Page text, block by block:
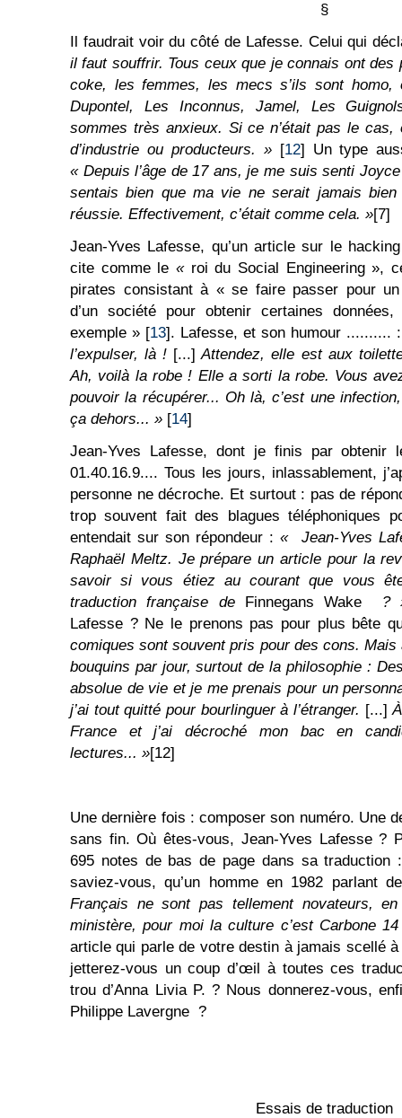
§
Il faudrait voir du côté de Lafesse. Celui qui
il faut souffrir. Tous ceux que je connais ont des
coke, les femmes, les mecs s’ils sont homo,
Dupontel, Les Inconnus, Jamel, Les
sommes très anxieux. Si ce n’était pas le cas,
d’industrie ou producteurs. »[12] Un type
« Depuis l’âge de 17 ans, je me suis senti
sentais bien que ma vie ne serait jamais bien
réussie. Effectivement, c’était comme cela. »[7]
Jean-Yves Lafesse, qu’un article sur le
cite comme le « roi du Social Engineering »,
pirates consistant à « se faire passer pour un
d’un société pour obtenir certaines
exemple » [13]. Lafesse, et son humour ..........
l’expulser, là ! [...] Attendez, elle est aux
Ah, voilà la robe ! Elle a sorti la robe. Vous
pouvoir la récupérer... Oh là, c’est une
ça dehors... » [14]
Jean-Yves Lafesse, dont je finis par obtenir
01.40.16.9.... Tous les jours, inlassablement,
personne ne décroche. Et surtout : pas de
trop souvent fait des blagues téléphoniques
entendait sur son répondeur :« Jean-Yves
Raphaël Meltz. Je prépare un article pour la
savoir si vous étiez au courant que vous
traduction française de Finnegans Wake
?
Lafesse ? Ne le prenons pas pour plus bête
comiques sont souvent pris pour des cons.
bouquins par jour, surtout de la philosophie :
absolue de vie et je me prenais pour un
j’ai tout quitté pour bourlinguer à l’étranger. [...]
France et j’ai décroché mon bac en
lectures... »[12]
Une dernière fois : composer son numéro. Une
sans fin. Où êtes-vous, Jean-Yves Lafesse ?
695 notes de bas de page dans sa
saviez-vous, qu’un homme en 1982 parlant
Français ne sont pas tellement novateurs,
ministère, pour moi la culture c’est Carbone
article qui parle de votre destin à jamais scellé
jetterez-vous un coup d’œil à toutes ces
trou d’Anna Livia P. ? Nous donnerez-vous,
Philippe Lavergne ?
Essais de traduction